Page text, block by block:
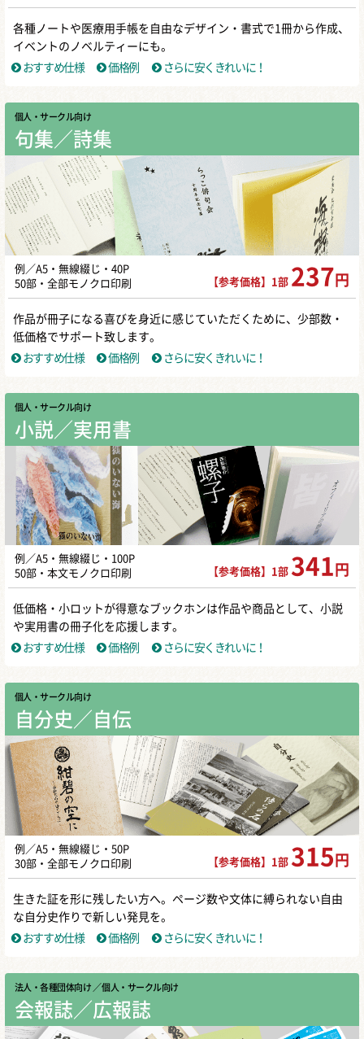
各種ノートや医療用手帳を自由なデザイン・書式で1冊から作成、
イベントのノベルティーにも。
おすすめ仕様
価格例 さらに安くきれいに！
個人・サークル向け
句集／詩集
例／A5・無線綴じ・40P
50部・全部モノクロ印刷
【参考価格】1部 237 円
作品が冊子になる喜びを身近に感じていただくために、少部数・
低価格でサポート致します。
おすすめ仕様
価格例 さらに安くきれいに！
個人・サークル向け
小説／実用書
例／A5・無線綴じ・100P
50部・本文モノクロ印刷
【参考価格】1部 341 円
低価格・小ロットが得意なブックホンは作品や商品として、小説
や実用書の冊子化を応援します。
おすすめ仕様
価格例 さらに安くきれいに！
個人・サークル向け
自分史／自伝
例／A5・無線綴じ・50P
30部・全部モノクロ印刷
【参考価格】1部 315 円
生きた証を形に残したい方へ。ページ数や文体に縛られない自由
な自分史作りで新しい発見を。
おすすめ仕様
価格例 さらに安くきれいに！
法人・各種団体向け ／ 個人・サークル向け
会報誌／広報誌